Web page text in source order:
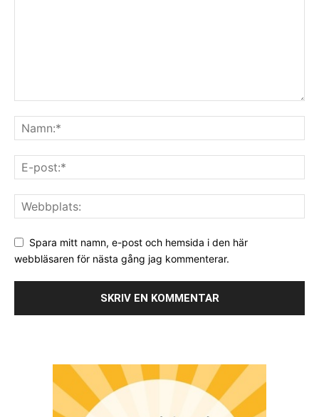
Spara mitt namn, e-post och hemsida i den här
webbläsaren för nästa gång jag kommenterar.